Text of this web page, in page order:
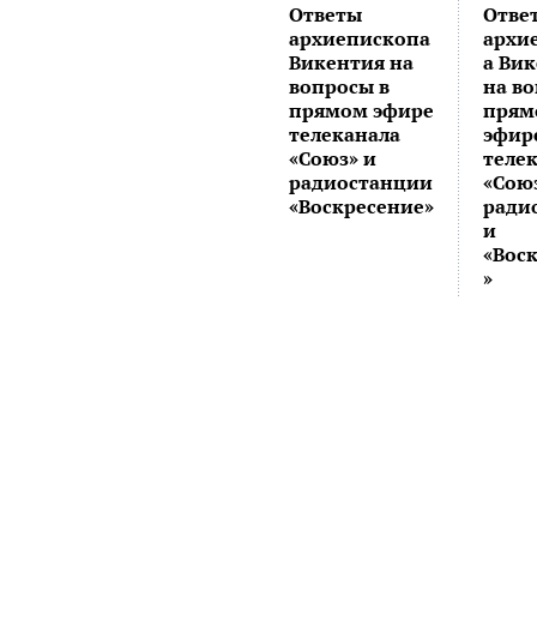
Ответы
архиепископа
Викентия на
вопросы в
прямом эфире
телеканала
«Союз» и
радиостанции
«Воскресение»
а
на
и
»